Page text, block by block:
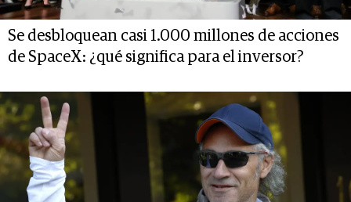
Se desbloquean casi 1.000 millones de acciones
de SpaceX: ¿qué significa para el inversor?